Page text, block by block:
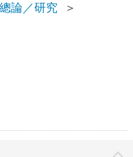
論／研究
＞